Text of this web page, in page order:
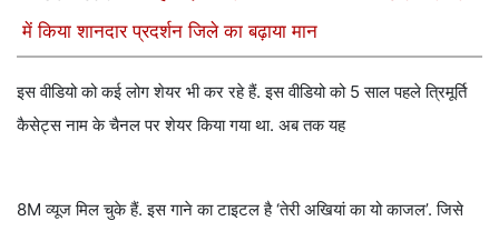
में किया शानदार प्रदर्शन जिले का बढ़ाया मान
इस वीडियो को कई लोग शेयर भी कर रहे हैं. इस वीडियो को 5 साल पहले त्रिमूर्ति
कैसेट्स नाम के चैनल पर शेयर किया गया था. अब तक यह
8M व्यूज मिल चुके हैं. इस गाने का टाइटल है ‘तेरी अखियां का यो काजल’. जिसे